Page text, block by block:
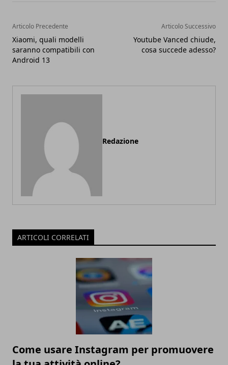
Articolo Precedente
Xiaomi, quali modelli
saranno compatibili con
Android 13
Articolo Successivo
Youtube Vanced chiude,
cosa succede adesso?
Redazione
ARTICOLI CORRELATI
Come usare Instagram per promuovere